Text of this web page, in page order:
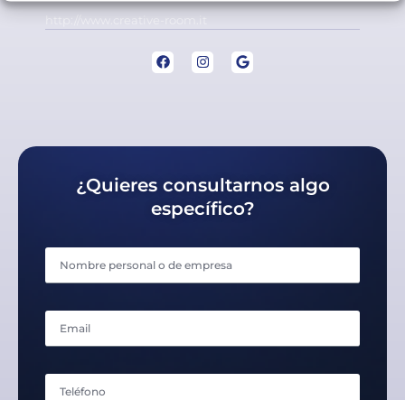
http://www.creative-room.it
¿Quieres consultarnos algo
específico?